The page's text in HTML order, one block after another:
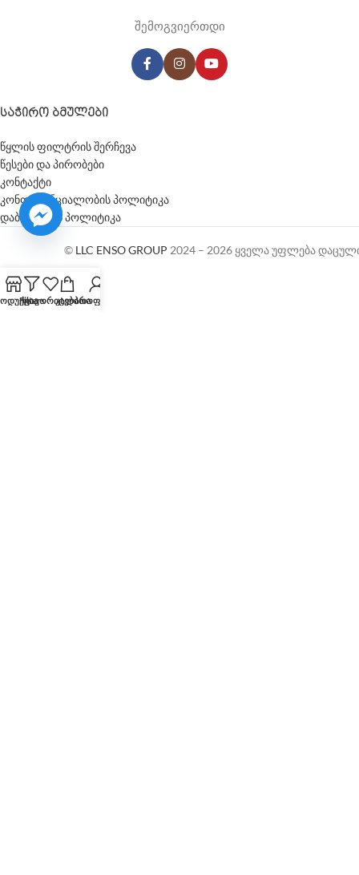
შემოგვიერთდი
ᲡᲐᲭᲘᲠᲝ ᲑᲛᲣᲚᲔᲑᲘ
წყლის ფილტრის შერჩევა
წესები და პირობები
კონტაქტი
კონფიდენციალობის პოლიტიკა
დაბრუნების პოლიტიკა
© LLC ENSO GROUP 2024 – 2026 ყველა უფლება
Filters
ფავორიტები
კალათაპროფილი